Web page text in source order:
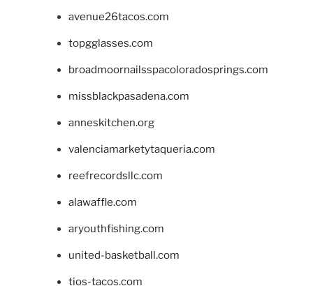
avenue26tacos.com
topgglasses.com
broadmoornailsspacoloradosprings.com
missblackpasadena.com
anneskitchen.org
valenciamarketytaqueria.com
reefrecordsllc.com
alawaffle.com
aryouthfishing.com
united-basketball.com
tios-tacos.com